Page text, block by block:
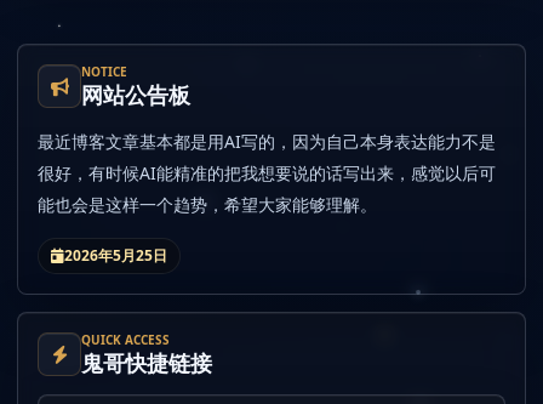
NOTICE
网站公告板
最近博客文章基本都是用AI写的，因为自己本身表达能力不是
很好，有时候AI能精准的把我想要说的话写出来，感觉以后可
能也会是这样一个趋势，希望大家能够理解。
2026年5月25日
QUICK ACCESS
鬼哥快捷链接